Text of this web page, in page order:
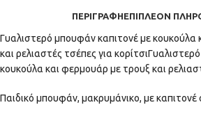
ΠΕΡΙΓΡΑΦΉΕΠΙΠΛΈΟΝ
Γυαλιστερό μπουφάν καπιτονέ με κουκούλα
και ρελιαστές τσέπες για
κουκούλα και φερμουάρ με τρουξ και
Παιδικό μπουφάν, μακρυμάνικο, με καπιτονέ